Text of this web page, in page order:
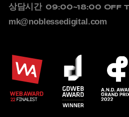
상담시간 09:00~18:00 OFF
mk@noblessedigital.com